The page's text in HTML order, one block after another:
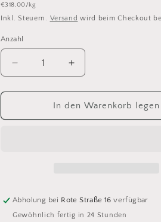
Preis
Grundpreis
€318,00/kg
Inkl. Steuern. Versand wird beim Checkout
Anzahl
Anzahl
Verringere
die
Menge
Setasuri
Erhöhe
die
Menge
für
Setasuri
In den Warenkorb legen
Abholung bei Rote Straße 16 verfügbar
Gewöhnlich fertig in 24 Stunden